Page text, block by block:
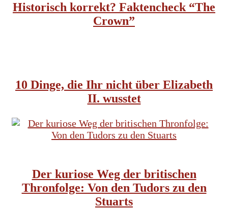
Historisch korrekt? Faktencheck “The
Crown”
10 Dinge, die Ihr nicht über Elizabeth
II. wusstet
Der kuriose Weg der britischen
Thronfolge: Von den Tudors zu den
Stuarts